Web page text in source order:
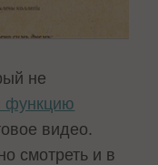
не
функцию
видео.
смотреть и в